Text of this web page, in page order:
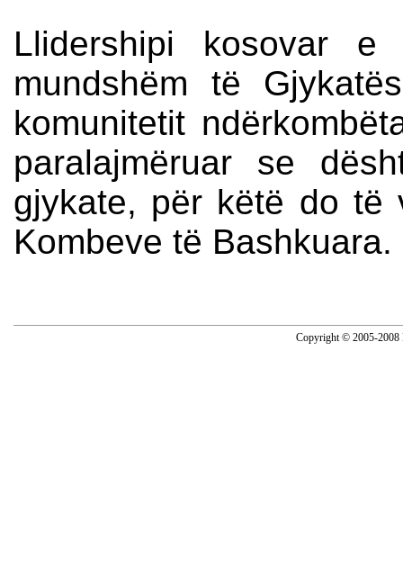
Llidershipi kosovar
mundshëm të
komunitetit
paralajmëruar se
gjykate, për këtë do të
Kombeve të Bashkuara.
Copyright © 2005-